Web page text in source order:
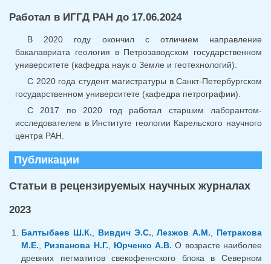
Работал в ИГГД РАН до 17.06.2024
В 2020 году окончил с отличием направление
бакалавриата геология в Петрозаводском государственном
университете (кафедра наук о Земле и геотехнологий).
С 2020 года студент магистратуры в Санкт-Петербургском
государственном университете (кафедра петрографии).
С 2017 по 2020 год работал старшим лаборантом-
исследователем в Институте геологии Карельского научного
центра РАН.
Публикации
Статьи в рецензируемых научных журналах
2023
Балтыбаев Ш.К. Вивдич Э.С. ,Лезжов А.М.
Петракова
М.Е.
Ризванова Н.Г. Юрченко А.В. О возрасте наиболее
древних пегматитов свекофеннского блока в Северном